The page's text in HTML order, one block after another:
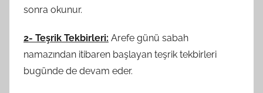
sonra okunur.
2- Teşrik Tekbirleri: Arefe günü sabah
namazından itibaren başlayan teşrik tekbirleri
bugünde de devam eder.